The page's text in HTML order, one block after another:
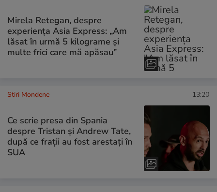
Mirela Retegan, despre
experiența Asia Express: „Am
lăsat în urmă 5 kilograme și
multe frici care mă apăsau”
Stiri Mondene 13:20
Ce scrie presa din Spania
despre Tristan și Andrew Tate,
după ce frații au fost arestați în
SUA